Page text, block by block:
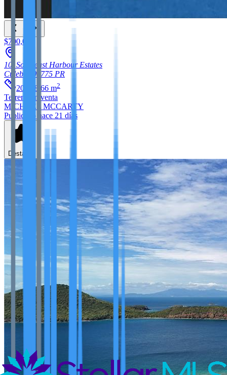
$700,000
10, Southeast Harbour Estates
Culebra
00775 PR
20,438.66 m2
Terreno
en venta
MICHAEL MCCARTY
Publicado hace 21 días
Destacar